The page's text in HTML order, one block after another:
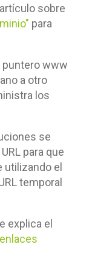
sobre
para
puntero www
a otro
los
se
para que
el
temporal
explica el